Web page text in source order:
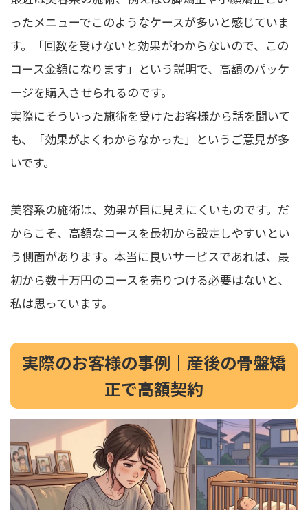
ったメニューでこのようなケースが多いと感じていま
す。「回数を受けないと効果がわからないので、この
コース金額になります」という説明で、高額のパッケ
ージを購入させられるのです。
実際にそういった施術を受けたお客様から話を聞いて
も、「効果がよくわからなかった」というご意見が多
いです。
美容系の施術は、効果が目に見えにくいものです。だ
からこそ、高額なコースを最初から設定しやすいとい
う側面があります。本当に良いサービスであれば、最
初から数十万円のコースを売りつける必要はないと、
私は思っています。
実際のお客様の事例｜産後の骨盤矯
正で高額契約